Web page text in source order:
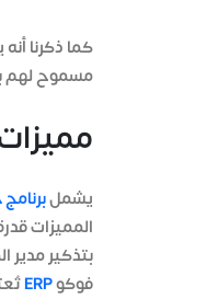
كما ذكرنا
مسموح لهم
يشمل
المميزات
بتذكير مدير
فوكوERP